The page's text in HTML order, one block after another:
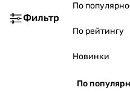
Фильтр
По
По рейтингу
Новинки
По